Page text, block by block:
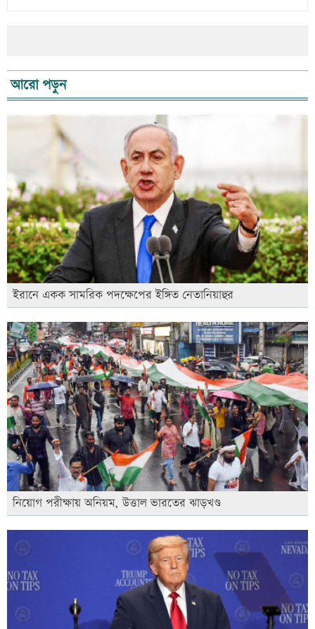
আরো পড়ুন
ইরানে একক সামরিক পদক্ষেপের ইঙ্গিত নেতানিয়াহুর
নিয়োগ পরীক্ষায় অনিয়ম, উত্তাল ভারতের ঝাড়খণ্ড